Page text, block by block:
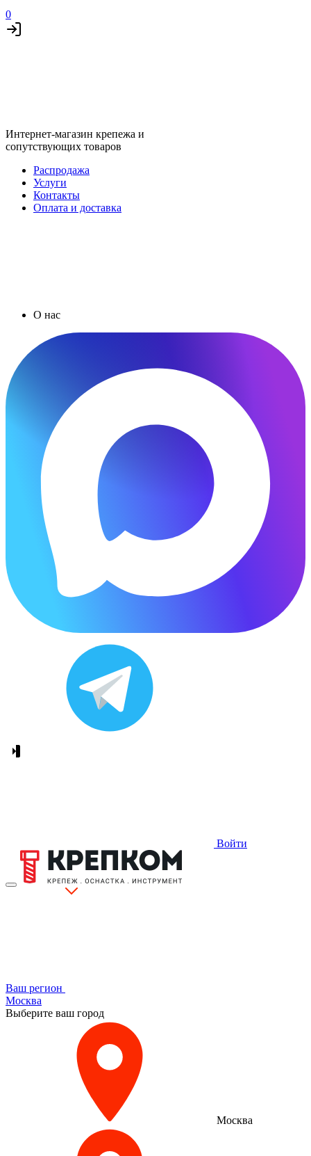
0
Интернет-магазин крепежа и
сопутствующих товаров
Распродажа
Услуги
Контакты
Оплата и доставка
О нас
Войти
Ваш регион
Москва
Выберите ваш город
Москва